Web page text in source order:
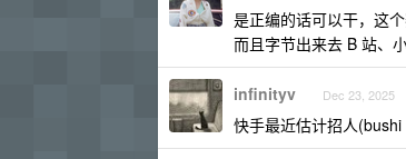
是正编的话可以干，这
而且字节出来去 B 站、
infinityv Dec 23, 2025
快手最近估计招人(bushi